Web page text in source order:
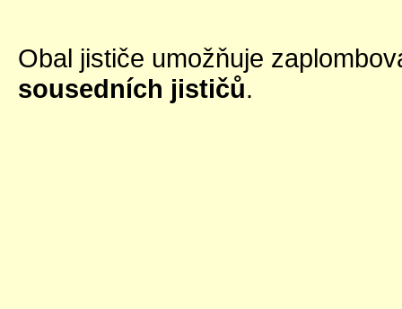
Obal jističe umožňuje
sousedních jističů.